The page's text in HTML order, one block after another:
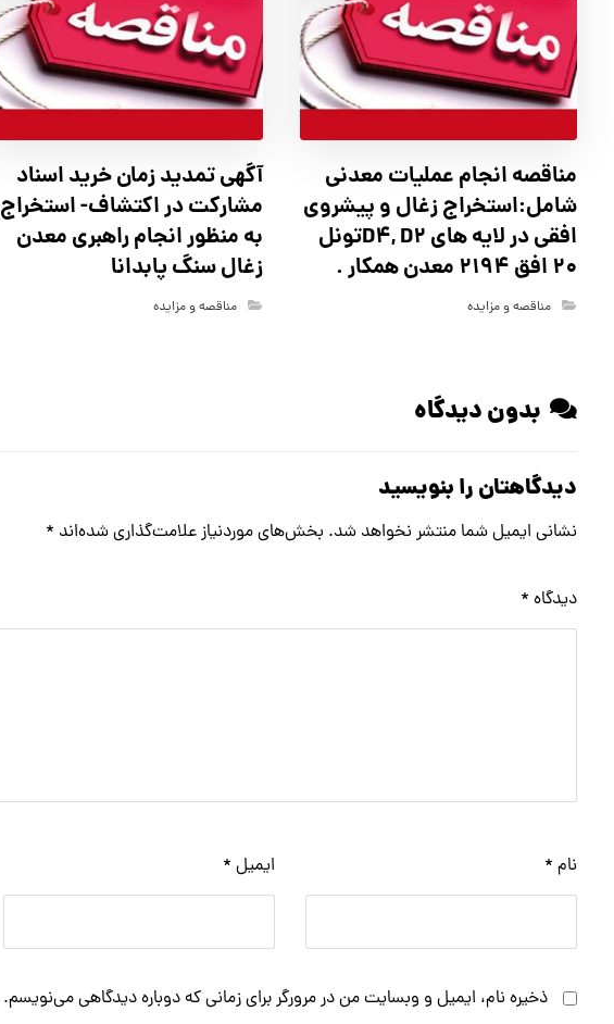
مناقصه انجام عملیات معدنی
شامل:استخراج زغال و پیشروی
افقی در لایه های D4, D2تونل
20 افق 2194 معدن همکار .
مناقصه و مزایده
آگهي تمدید زمان خرید اسناد
مشارکت در اکتشاف- استخراج
به منظور انجام راهبری معدن
زغال سنگ پابدانا
مناقصه و مزایده
بدون دیدگاه
دیدگاهتان را بنویسید
نشانی ایمیل شما منتشر نخواهد شد. بخش‌های موردنیاز علامت‌گذاری شده‌اند *
دیدگاه *
نام * ایمیل *
ذخیره نام، ایمیل و وبسایت من در مرورگر برای زمانی که دوباره دیدگاهی می‌نویسم.